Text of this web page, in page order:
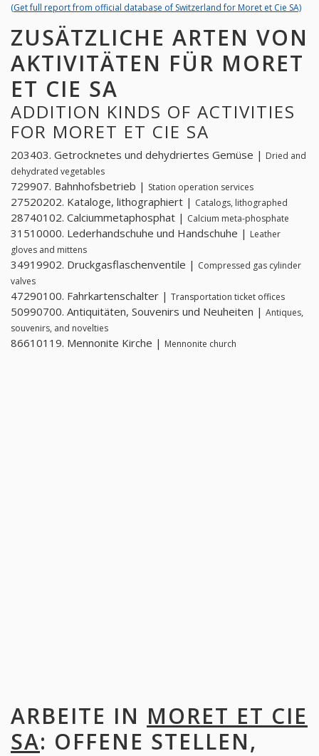
(Get full report from official database of Switzerland for Moret et Cie SA)
ZUSÄTZLICHE ARTEN VON
AKTIVITÄTEN FÜR MORET
ET CIE SA
ADDITION KINDS OF ACTIVITIES
FOR MORET ET CIE SA
203403. Getrocknetes und dehydriertes Gemüse | Dried and
dehydrated vegetables
729907. Bahnhofsbetrieb | Station operation services
27520202. Kataloge, lithographiert | Catalogs, lithographed
28740102. Calciummetaphosphat | Calcium meta-phosphate
31510000. Lederhandschuhe und Handschuhe | Leather
gloves and mittens
34919902. Druckgasflaschenventile | Compressed gas cylinder
valves
47290100. Fahrkartenschalter | Transportation ticket offices
50990700. Antiquitäten, Souvenirs und Neuheiten | Antiques,
souvenirs, and novelties
86610119. Mennonite Kirche | Mennonite church
ARBEITE IN MORET ET CIE
SA: OFFENE STELLEN,